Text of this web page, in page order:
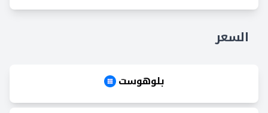
السعر
بلوهوست